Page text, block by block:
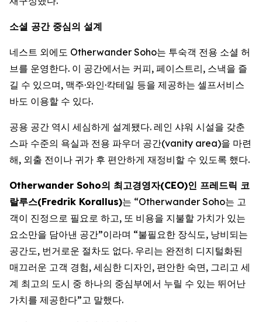
소셜 공간 중심의 설계
네스트 외에도 Otherwander Soho는 투숙객 전용 소셜 허
브를 운영한다. 이 공간에서는 커피, 페이스트리, 스낵을 즐
길 수 있으며, 맥주·와인·칵테일 등을 제공하는 셀프서비스
바도 이용할 수 있다.
공용 공간 역시 세심하게 설계됐다. 레인 샤워 시설을 갖춘
스파 수준의 욕실과 전용 파우더 공간(vanity area)을 마련
해, 외출 전이나 귀가 후 편안하게 재정비할 수 있도록 했다.
Otherwander Soho의 최고경영자(CEO)인 프레드릭 코
랄루스(Fredrik Korallus)는 “Otherwander Soho는 고
객이 진정으로 필요로 하고, 또 비용을 지불할 가치가 있는
요소만을 담아낸 공간”이라며 “불필요한 장식도, 낭비되는
공간도, 번거로운 절차도 없다. 우리는 완전히 디지털화된
매끄러운 고객 경험, 세심한 디자인, 편안한 숙면, 그리고 세
계 최고의 도시 중 하나의 중심부에서 누릴 수 있는 뛰어난
가치를 제공한다”고 말했다.